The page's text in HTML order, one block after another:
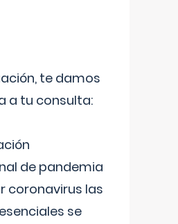
te damos
a tu consulta:
de pandemia
coronavirus las
se